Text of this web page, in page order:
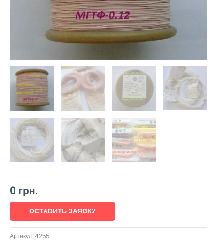
0 грн.
ОСТАВИТЬ ЗАЯВКУ
Артикул: 4255